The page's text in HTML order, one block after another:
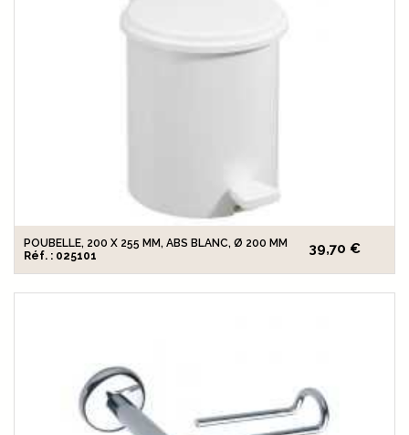
POUBELLE, 200 X 255 MM, ABS BLANC, Ø 200 MM
Réf. : 025101
39,70 €